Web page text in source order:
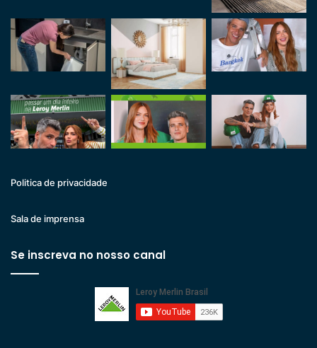
Politica de privacidade
Sala de imprensa
Se inscreva no nosso canal